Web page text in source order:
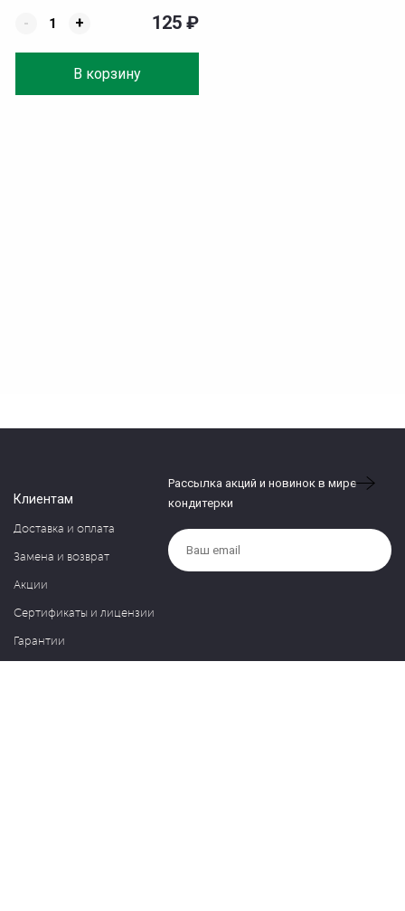
-
+
В корзину
125 ₽
Клиентам
Доставка и оплата
Замена и возврат
Акции
Сертификаты и лицензии
Гарантии
Рассылка акций и новинок в мире
кондитерки